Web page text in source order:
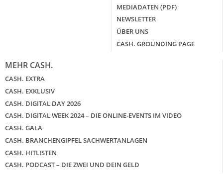
MEDIADATEN (PDF)
NEWSLETTER
ÜBER UNS
CASH. GROUNDING PAGE
MEHR CASH.
CASH. EXTRA
CASH. EXKLUSIV
CASH. DIGITAL DAY 2026
CASH. DIGITAL WEEK 2024 – DIE ONLINE-EVENTS IM VIDEO
CASH. GALA
CASH. BRANCHENGIPFEL SACHWERTANLAGEN
CASH. HITLISTEN
CASH. PODCAST – DIE ZWEI UND DEIN GELD